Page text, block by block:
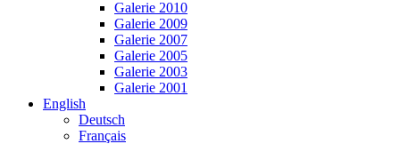
Galerie 2010
Galerie 2009
Galerie 2007
Galerie 2005
Galerie 2003
Galerie 2001
English
Deutsch
Français